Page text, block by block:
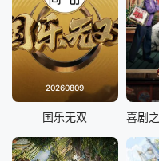
20260809
国乐无双